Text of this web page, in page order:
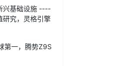
兴基础设施 ----
研究，灵格引擎
第一，腾势Z9S